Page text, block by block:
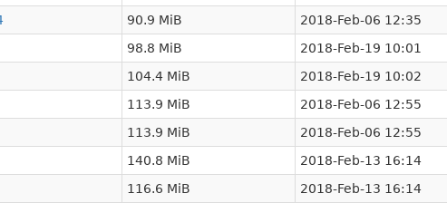
90.9 MiB
2018-Feb-06 12:35
98.8 MiB
2018-Feb-19 10:01
104.4 MiB
2018-Feb-19 10:02
113.9 MiB
2018-Feb-06 12:55
113.9 MiB
2018-Feb-06 12:55
140.8 MiB
2018-Feb-13 16:14
116.6 MiB
2018-Feb-13 16:14